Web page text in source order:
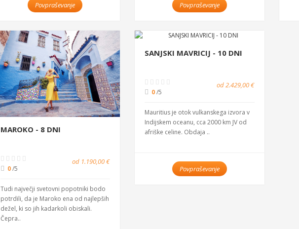
Povpraševanje Povpraševanje
MAROKO - 8 DNI
0 /5
od 1.190,00 €
Tudi največji svetovni popotniki bodo
potrdili, da je Maroko ena od najlepših
dežel, ki so jih kadarkoli obiskali.
Čepra..
SANJSKI MAVRICIJ - 10 DNI
0/5
od 2.429,00 €
Mauritius je otok vulkanskega izvora v
Indijskem oceanu, cca 2000 km JV od
afriške celine. Obdaja ..
Povpraševanje